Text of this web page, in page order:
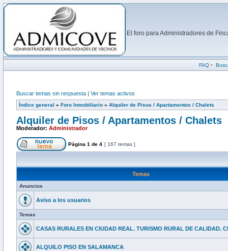
El foro para Administradores de
FAQ•
Buscar temas sin respuesta | Ver temas activos
Índice general » Foro Inmobiliario » Alquiler de Pisos / Apartamentos / Chalets
Alquiler de Pisos / Apartamentos / Chalets
Moderador: Administrador
Página 1 de 4 [ 167 temas ]
Temas
Anuncios
Aviso a los usuarios
Temas
CASAS RURALES EN CIUDAD REAL. TURISMO RURAL DE CALIDAD.
ALQUILO PISO EN SALAMANCA